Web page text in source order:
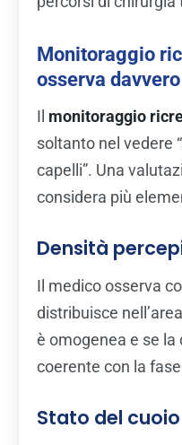
Monitoraggio
osserva
Il monitoraggio
soltanto nel vedere
capelli”. Una
considera più
Densità
Il medico osserva
distribuisce
è omogenea e se
coerente con la
Stato del